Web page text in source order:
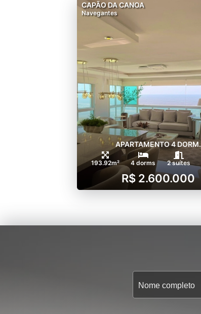
CAPÃO DA CANOA
Navegantes
APARTAMENTO 4 DORM.
193.92m² 4 dorms 2 suítes
R$ 2.600.000